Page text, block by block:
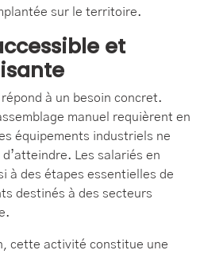
sur le territoire.
et
à un besoin concret.
manuel requièrent en
équipements industriels ne
Les salariés en
à des étapes essentielles de
destinés à des secteurs
cette activité constitue une